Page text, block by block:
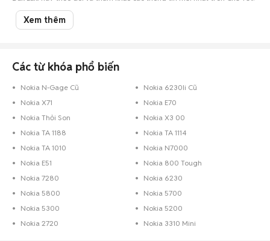
Lưu ý:Mức giá dựa trên các tin đăng tại Chợ Tốt, chỉ mang tính chất tham
khảo. Giá điện thoại Nokia phổ thông cũ Đắk Lắk sẽ phụ thuộc vào tình
trạng, phiên bản và các thoả thuận khi mua bán.
Chợ Tốt có 9 tin đăng bán, mua điện thoại Nokia phổ thông cũ tại Đắk Lắk
cả.
Chợ Tốt - Nơi mua bán điện thoại Nokia phổ thông cũ Đắk Lắk giá tốt
Xem thêm
Các từ khóa phổ biến
Nokia N-Gage Cũ
Nokia 6230Ii Cũ
Nokia X71
Nokia E70
Nokia Thỏi Son
Nokia X3 00
Nokia TA 1188
Nokia TA 1114
Nokia TA 1010
Nokia N7000
Nokia E51
Nokia 800 Tough
Nokia 7280
Nokia 6230
Nokia 5800
Nokia 5700
Nokia 5300
Nokia 5200
Nokia 2720
Nokia 3310 Mini